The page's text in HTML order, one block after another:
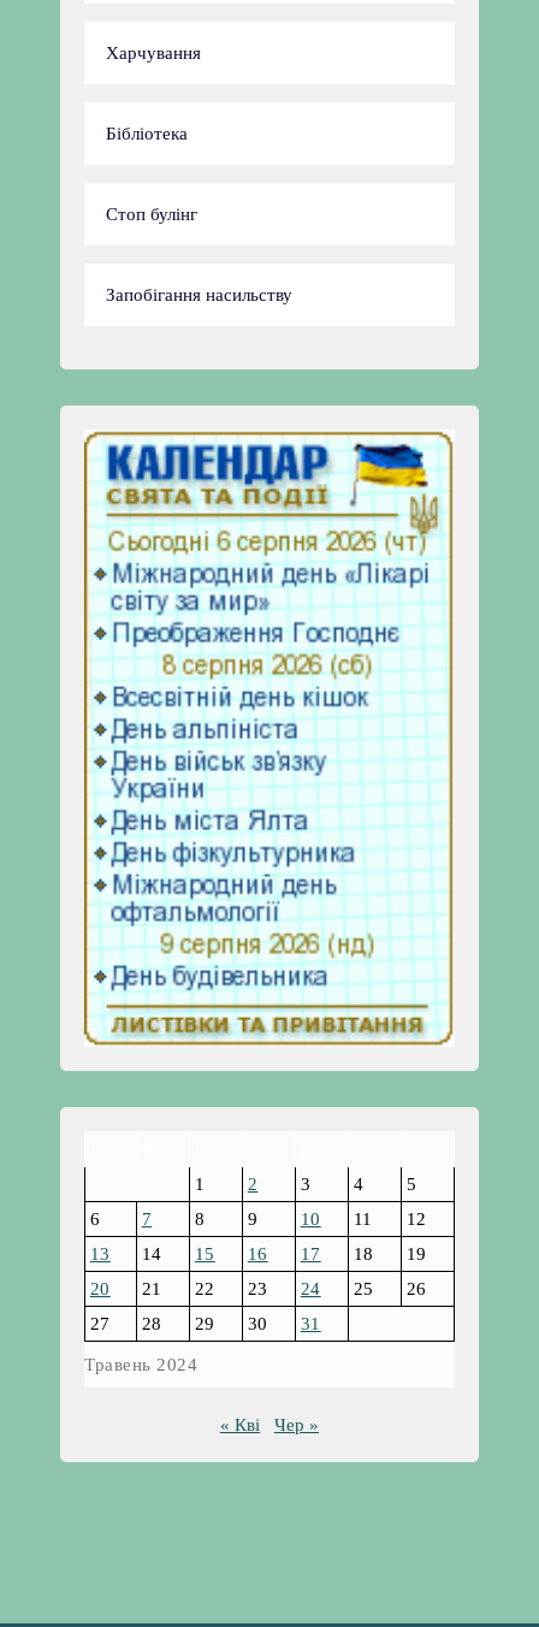
Харчування
Бібліотека
Стоп булінг
Запобігання насильству
Травень 2024
1
2 3 4
5
6
7 8 9 10 11
12
13
14 15 16 17 18
19
20
21 22 23 24 25
26
27
28 29 30 31
« Кві Чер »